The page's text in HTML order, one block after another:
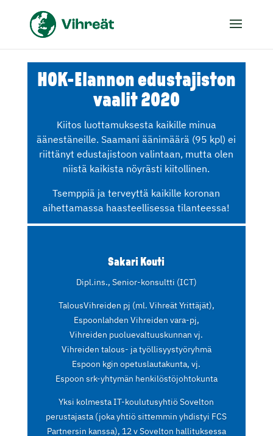
HOK-Elannon edustajiston
vaalit 2020
Kiitos luottamuksesta kaikille minua
äänestäneille. Saamani äänimäärä (95 kpl) ei
riittänyt edustajistoon valintaan, mutta olen
niistä kaikista nöyrästi kiitollinen.
Tsemppiä ja terveyttä kaikille koronan
aihettamassa haasteellisessa tilanteessa!
Sakari Kouti
Dipl.ins., Senior-konsultti (ICT)
TalousVihreiden pj (ml. Vihreät Yrittäjät),
Espoonlahden Vihreiden vara-pj,
Vihreiden puoluevaltuuskunnan vj.
Vihreiden talous- ja työllisyystyöryhmä
Espoon kgin opetuslautakunta, vj.
Espoon srk-yhtymän henkilöstöjohtokunta
Yksi kolmesta IT-koulutusyhtiö Sovelton
perustajasta (joka yhtiö sittemmin yhdistyi FCS
Partnersin kanssa), 12 v Sovelton hallituksessa